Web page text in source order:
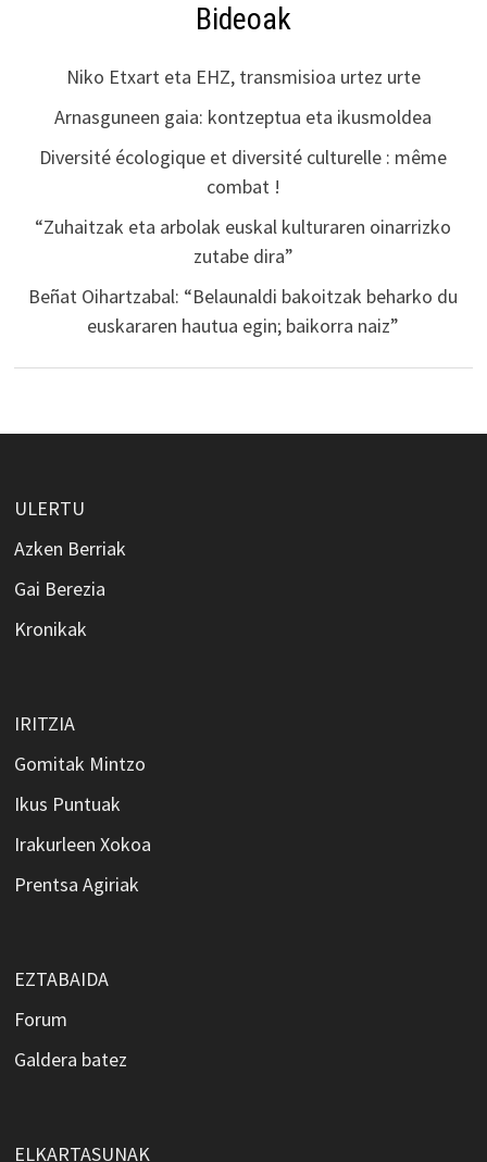
Bideoak
Niko Etxart eta EHZ, transmisioa urtez urte
Arnasguneen gaia: kontzeptua eta ikusmoldea
Diversité écologique et diversité culturelle : même
combat !
“Zuhaitzak eta arbolak euskal kulturaren oinarrizko
zutabe dira”
Beñat Oihartzabal: “Belaunaldi bakoitzak beharko du
euskararen hautua egin; baikorra naiz”
ULERTU
Azken Berriak
Gai Berezia
Kronikak
IRITZIA
Gomitak Mintzo
Ikus Puntuak
Irakurleen Xokoa
Prentsa Agiriak
EZTABAIDA
Forum
Galdera batez
ELKARTASUNAK